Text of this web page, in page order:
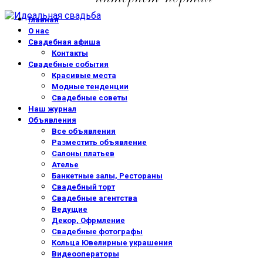
Главная
О нас
Свадебная афиша
Контакты
Свадебные события
Красивые места
Модные тенденции
Свадебные советы
Наш журнал
Объявления
Все объявления
Разместить объявление
Салоны платьев
Ателье
Банкетные залы, Рестораны
Свадебный торт
Свадебные агентства
Ведущие
Декор, Офрмление
Свадебные фотографы
Кольца Ювелирные украшения
Видеооператоры